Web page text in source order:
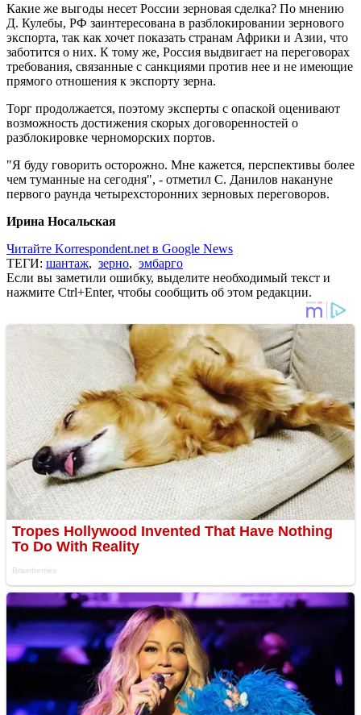
Какие же выгоды несет России зерновая сделка? По мнению
Д. Кулебы, РФ заинтересована в разблокировании зернового
экспорта, так как хочет показать странам Африки и Азии, что
заботится о них. К тому же, Россия выдвигает на переговорах
требования, связанные с санкциями против нее и не имеющие
прямого отношения к экспорту зерна.
Торг продолжается, поэтому эксперты с опаской оценивают
возможность достижения скорых договоренностей о
разблокировке черноморских портов.
"Я буду говорить осторожно. Мне кажется, перспективы более
чем туманные на сегодня", - отметил С. Данилов накануне
первого раунда четырехсторонних зерновых переговоров.
Ирина Носальская
Читайте Korrespondent.net в Google News
ТЕГИ: шантаж, зерно, эмбарго
Если вы заметили ошибку, выделите необходимый текст и
нажмите Ctrl+Enter, чтобы сообщить об этом редакции.